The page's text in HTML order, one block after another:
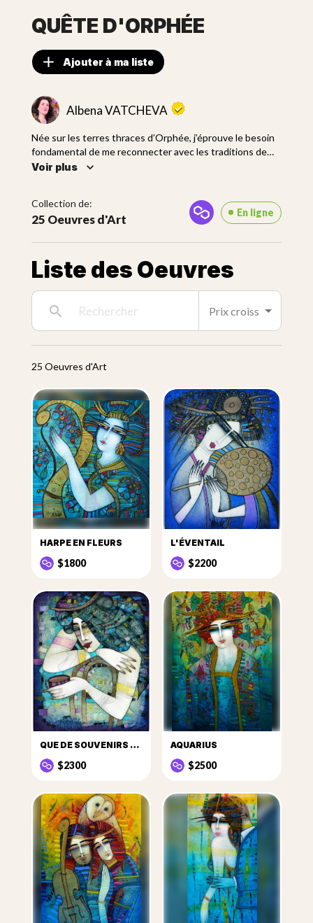
QUÊTE D'ORPHÉE
Ajouter à ma liste
Albena VATCHEVA
Née sur les terres thraces d’Orphée, j’éprouve le besoin
fondamental de me reconnecter avec les traditions de
mes ancêtres. La création est une recherche perpétuelle
incrustées dans ma conscience. Chaque tableau est une
caresse préservée pour l'éternité, une méditation
Voir plus
Collection de:
25 Oeuvres d'Art En ligne
Liste des Oeuvres
25 Oeuvres d'Art
HARPE EN FLEURS
$1800
L'ÉVENTAIL
$2200
QUE DE SOUVENIRS DANS CETTE TASSE DE CAFÉ...
$2300
AQUARIUS
$2500